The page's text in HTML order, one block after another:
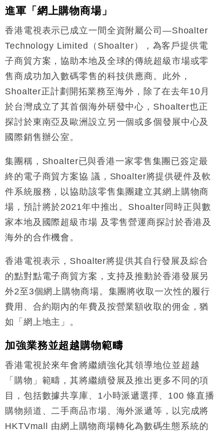
進軍「網上購物商場」
香港電視表示已成立一間全資附屬公司—Shoalter
Technology Limited（Shoalter），為客戶提供電
子商貿方案，協助本地及全球的傳統超級市場或零
售商成功加入數碼零售的科技供應商。此外，
Shoalter正計劃開拓業務至海外，除了在去年10月
於台灣成立了其首個海外研發中心，Shoalter也正
探討於東南亞及歐洲設立另一個或多個發展中心及
國際銷售辦公室。
集團稱，Shoalter已與香港一家零售集團已簽定最
終的電子商貿方案協 議，Shoalter將提供硬件及軟
件系統服務，以協助該零售集團建立其網上購物商
場，預計將於2021年中推出。Shoalter同時正與數
家本地及國際超級市場 及零售營運商探討於香港及
海外的合作機會。
香港電視表示，Shoalter將提供其自行發展及綜合
的點對點電子商貿方案，支持及推動於香港發展另
外2至3個網上購物商場。集團將收取一次性的履行
費用、合約期內的年費及按營業額收取的佣金，猶
如「網上地主」。
加強業務並超越購物範疇
香港電視於來年會將繼續強化其領導地位並超越
「購物」範疇，其將繼續發展及推出更多不同的項
目，包括數據共享庫、1小時派遞選擇、100 條直播
購物頻道、二手商品市場、海外派遞等，以完成將
HKTVmall 由網上購物商場轉化為數碼生態系統的